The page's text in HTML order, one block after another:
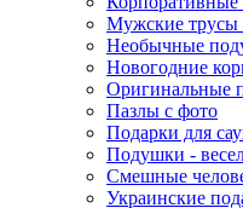
Мужские трусы
Необычные
Новогодние
Оригинальные
Пазлы с фото
Подарки для
Подушки -
Смешные
Украинские